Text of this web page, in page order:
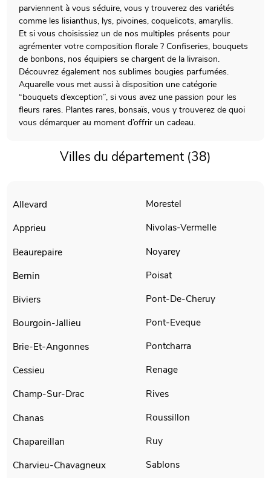
parviennent à vous séduire, vous y trouverez des variétés
comme les lisianthus, lys, pivoines, coquelicots, amaryllis.
Et si vous choisissiez un de nos multiples présents pour
agrémenter votre composition florale ? Confiseries, bouquets
de bonbons, nos équipiers se chargent de la livraison.
Découvrez également nos sublimes bougies parfumées.
Aquarelle vous met aussi à disposition une catégorie
“bouquets d’exception”, si vous avez une passion pour les
fleurs rares. Plantes rares, bonsaïs, vous y trouverez de quoi
vous démarquer au moment d’offrir un cadeau.
Villes du département (38)
Allevard
Apprieu
Beaurepaire
Bernin
Biviers
Bourgoin-Jallieu
Brie-Et-Angonnes
Cessieu
Champ-Sur-Drac
Chanas
Chapareillan
Charvieu-Chavagneux
Morestel
Nivolas-Vermelle
Noyarey
Poisat
Pont-De-Cheruy
Pont-Eveque
Pontcharra
Renage
Rives
Roussillon
Ruy
Sablons